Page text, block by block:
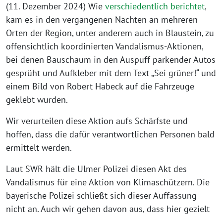
(11. Dezember 2024) Wie verschiedentlich berichtet,
kam es in den vergangenen Nächten an mehreren
Orten der Region, unter anderem auch in Blaustein, zu
offensichtlich koordinierten Vandalismus-Aktionen,
bei denen Bauschaum in den Auspuff parkender Autos
gesprüht und Aufkleber mit dem Text „Sei grüner!“ und
einem Bild von Robert Habeck auf die Fahrzeuge
geklebt wurden.
Wir verurteilen diese Aktion aufs Schärfste und
hoffen, dass die dafür verantwortlichen Personen bald
ermittelt werden.
Laut SWR hält die Ulmer Polizei diesen Akt des
Vandalismus für eine Aktion von Klimaschützern. Die
bayerische Polizei schließt sich dieser Auffassung
nicht an. Auch wir gehen davon aus, dass hier gezielt